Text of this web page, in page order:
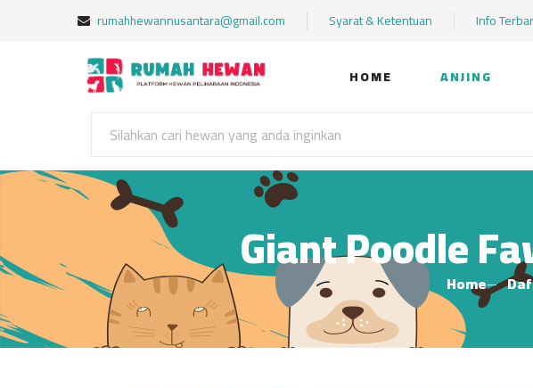
rumahhewannusantara@gmail.com Syarat & Ketentuan Info
HOME ANJING
Giant Poodle
Home